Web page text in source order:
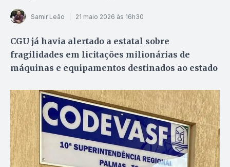
Samir Leão 21 maio 2026 às 16h30
CGU já havia alertado a estatal sobre
fragilidades em licitações milionárias de
máquinas e equipamentos destinados ao estado